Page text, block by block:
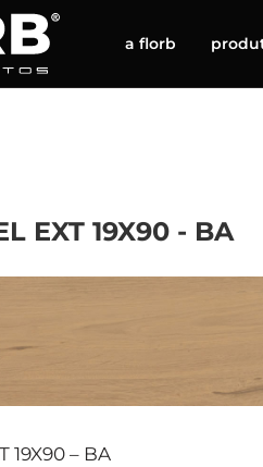
a florb
EXT 19X90 - BA
19X90 – BA